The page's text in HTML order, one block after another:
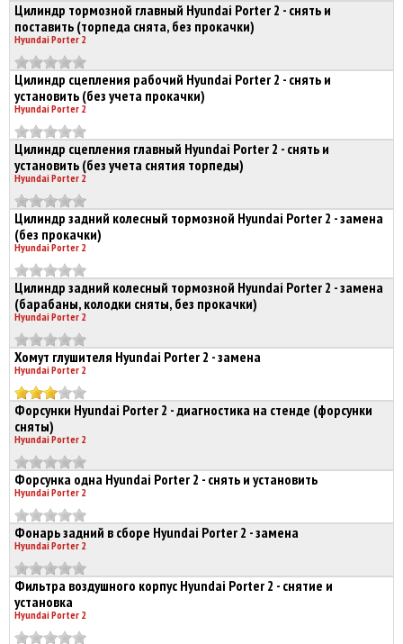
Цилиндр тормозной главный Hyundai Porter 2 - снять и
поставить (торпеда снята, без прокачки)
Hyundai Porter 2
Цилиндр сцепления рабочий Hyundai Porter 2 - снять и
установить (без учета прокачки)
Hyundai Porter 2
Цилиндр сцепления главный Hyundai Porter 2 - снять и
установить (без учета снятия торпеды)
Hyundai Porter 2
Цилиндр задний колесный тормозной Hyundai Porter 2 - замена
(без прокачки)
Hyundai Porter 2
Цилиндр задний колесный тормозной Hyundai Porter 2 - замена
(барабаны, колодки сняты, без прокачки)
Hyundai Porter 2
Хомут глушителя Hyundai Porter 2 - замена
Hyundai Porter 2
Форсунки Hyundai Porter 2 - диагностика на стенде (форсунки
сняты)
Hyundai Porter 2
Форсунка одна Hyundai Porter 2 - снять и установить
Hyundai Porter 2
Фонарь задний в сборе Hyundai Porter 2 - замена
Hyundai Porter 2
Фильтра воздушного корпус Hyundai Porter 2 - снятие и
установка
Hyundai Porter 2